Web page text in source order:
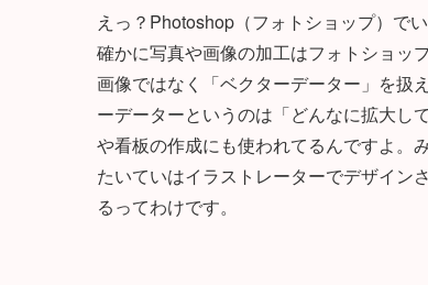
えっ？Photoshop（フォトショップ）で
確かに写真や画像の加工はフォトショッ
画像ではなく「ベクターデーター」を扱
ーデーターというのは「どんなに拡大し
や看板の作成にも使われてるんですよ。
たいていはイラストレーターでデザイン
るってわけです。